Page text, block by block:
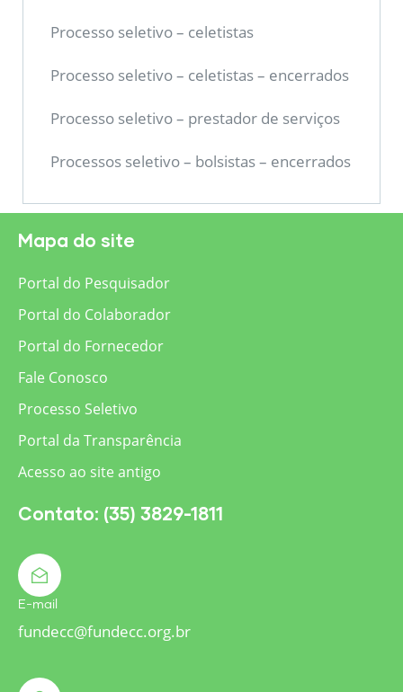
Processo seletivo – celetistas
Processo seletivo – celetistas – encerrados
Processo seletivo – prestador de serviços
Processos seletivo – bolsistas – encerrados
Mapa do site
Portal do Pesquisador
Portal do Colaborador
Portal do Fornecedor
Fale Conosco
Processo Seletivo
Portal da Transparência
Acesso ao site antigo
Contato: (35) 3829-1811
E-mail
fundecc@fundecc.org.br